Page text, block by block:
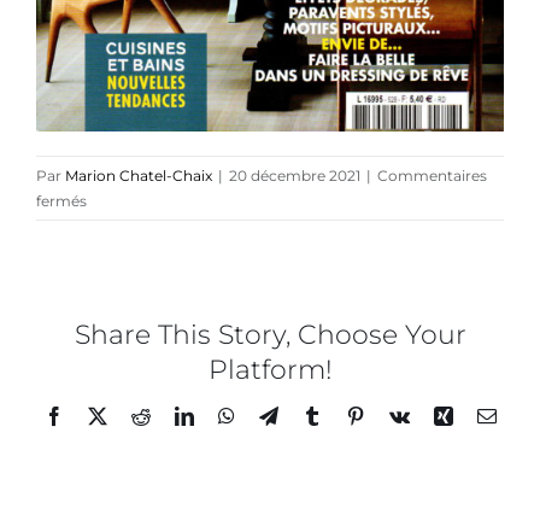
À-propos
Par Marion Chatel-Chaix | 20 décembre 2021 | Commentaires
ferméssur
Share This Story, Choose Your
Platform!
Facebook
TwitterRedditLinkedInWhatsApp
TelegramTumblrPinterest
Vk Xing Email